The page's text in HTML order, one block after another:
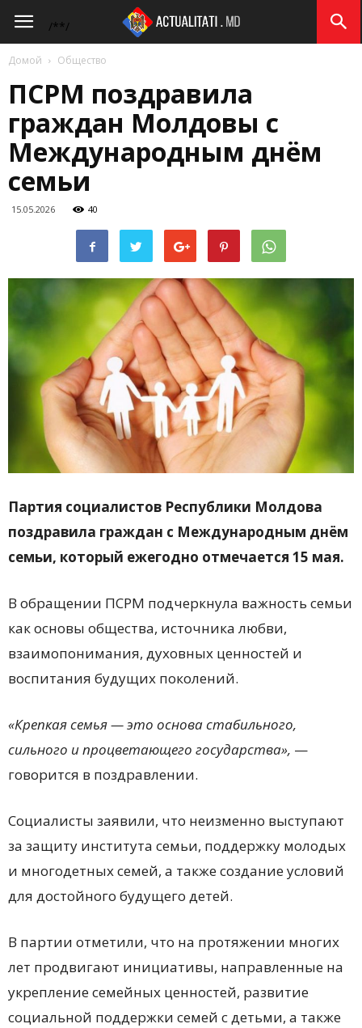
/**/
Actualitati.md
Домой Общество
ПСРМ поздравила
граждан Молдовы с
Международным днём
семьи
15.05.2026 40
Партия социалистов Республики Молдова
поздравила граждан с Международным днём
семьи, который ежегодно отмечается 15 мая.
В обращении ПСРМ подчеркнула важность семьи
как основы общества, источника любви,
взаимопонимания, духовных ценностей и
воспитания будущих поколений.
«Крепкая семья — это основа стабильного,
сильного и процветающего государства», —
говорится в поздравлении.
Социалисты заявили, что неизменно выступают
за защиту института семьи, поддержку молодых
и многодетных семей, а также создание условий
для достойного будущего детей.
В партии отметили, что на протяжении многих
лет продвигают инициативы, направленные на
укрепление семейных ценностей, развитие
социальной поддержки семей с детьми, а также